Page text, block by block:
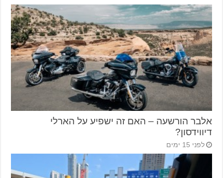
אלבר הורשעה – האם זה ישפיע על הארלי
דיווידסון?
לפני 15 ימים